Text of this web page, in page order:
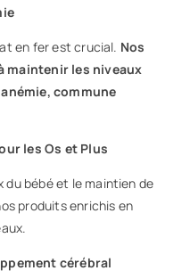
en fer est crucial. Nos
maintenir les niveaux
commune
les Os et Plus
du bébé et le maintien de
produits enrichis en
cérébral